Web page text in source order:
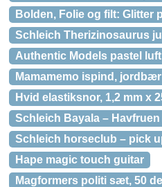
Bolden, Folie og filt: Glitter
Schleich Therizinosaurus
Authentic Models pastel
Mamamemo ispind, jordbær
Hvid elastiksnor, 1,2 mm x
Schleich Bayala –
Schleich horseclub – pick
Hape magic touch guitar
Magformers politi sæt, 50